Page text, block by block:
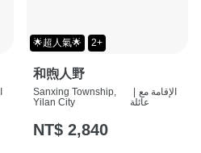
🌟超人氣🌟 2+
和煦人野
Sanxing Township,
Yilan City
الإقامة مع
عائلة
NT$ 2,840